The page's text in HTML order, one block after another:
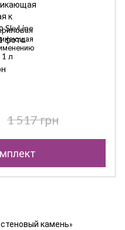
1 л
1 517 грн
камень»